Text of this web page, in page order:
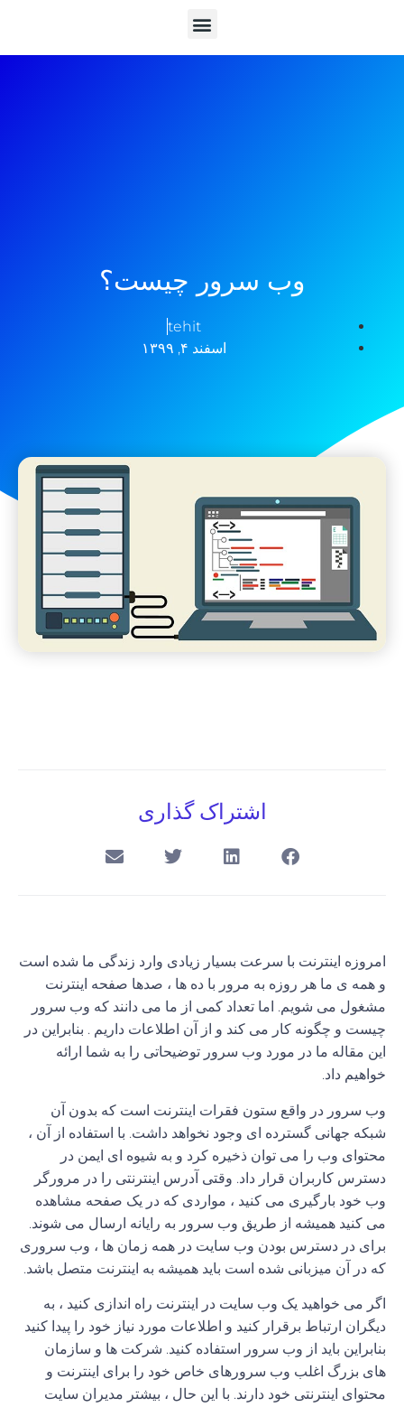
وب سرور چیست؟
tehit
اسفند ۴, ۱۳۹۹
اشتراک گذاری
امروزه اینترنت با سرعت بسیار زیادی وارد زندگی ما شده است‌
و همه ی ما هر روزه به مرور با ده ها ، صدها صفحه اینترنت
مشغول می شویم. اما تعداد کمی از ما می دانند که وب سرور
چیست و چگونه کار می کند و از آن اطلاعات داریم . بنابراین در
این مقاله ما در مورد وب سرور توضیحاتی را به شما ارائه
خواهیم داد.
وب سرور در واقع ستون فقرات اینترنت است که بدون آن
شبکه جهانی گسترده ای وجود نخواهد داشت. با استفاده از آن ،
محتوای وب را می توان ذخیره کرد و به شیوه ای ایمن در
دسترس کاربران قرار داد. وقتی آدرس اینترنتی را در مرورگر
وب خود بارگیری می کنید ، مواردی که در یک صفحه مشاهده
می کنید همیشه از طریق وب سرور به رایانه ارسال می شوند.
برای در دسترس بودن وب سایت در همه زمان ها ، وب سروری
که در آن میزبانی شده است باید همیشه به اینترنت متصل باشد.
اگر می خواهید یک وب سایت در اینترنت راه اندازی کنید ، به
دیگران ارتباط برقرار کنید و اطلاعات مورد نیاز خود را پیدا کنید
بنابراین باید از وب سرور استفاده کنید. شرکت ها و سازمان
های بزرگ اغلب وب سرورهای خاص خود را برای اینترنت و
محتوای اینترنتی خود دارند. با این حال ، بیشتر مدیران سایت